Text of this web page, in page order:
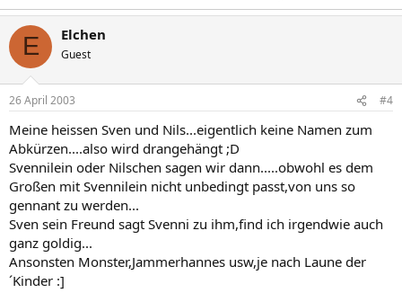
E Elchen
Guest
26 April 2003 #4
Meine heissen Sven und Nils...eigentlich keine Namen zum
Abkürzen....also wird drangehängt ;D
Svennilein oder Nilschen sagen wir dann.....obwohl es dem
Großen mit Svennilein nicht unbedingt passt,von uns so
gennant zu werden...
Sven sein Freund sagt Svenni zu ihm,find ich irgendwie auch
ganz goldig...
Ansonsten Monster,Jammerhannes usw,je nach Laune der
´Kinder :]